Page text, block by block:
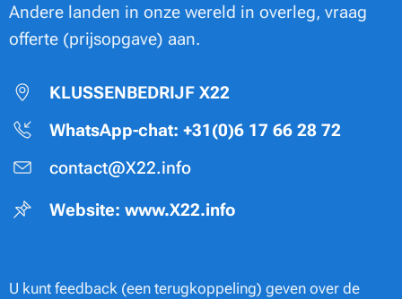
Andere landen in onze wereld in overleg, vraag
offerte (prijsopgave) aan.
KLUSSENBEDRIJF X22
WhatsApp-chat: +31(0)6 17 66 28 72
contact@X22.info
Website: www.X22.info
U kunt feedback (een terugkoppeling) geven over de